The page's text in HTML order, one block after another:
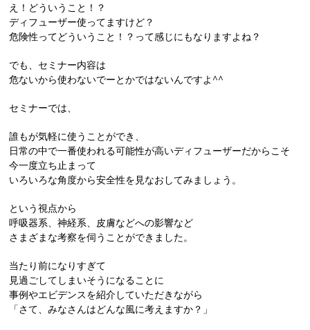
え！どういうこと！？
ディフューザー使ってますけど？
危険性ってどういうこと！？って感じにもなりますよね？
でも、セミナー内容は
危ないから使わないでーとかではないんですよ^^
セミナーでは、
誰もが気軽に使うことができ、
日常の中で一番使われる可能性が高いディフューザーだからこそ
今一度立ち止まって
いろいろな角度から安全性を見なおしてみましょう。
という視点から
呼吸器系、神経系、皮膚などへの影響など
さまざまな考察を伺うことができました。
当たり前になりすぎて
見過ごしてしまいそうになることに
事例やエビデンスを紹介していただきながら
「さて、みなさんはどんな風に考えますか？」